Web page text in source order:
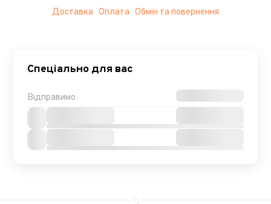
Доставка Оплата Обмін та повернення
Спеціально для вас
Відправимо